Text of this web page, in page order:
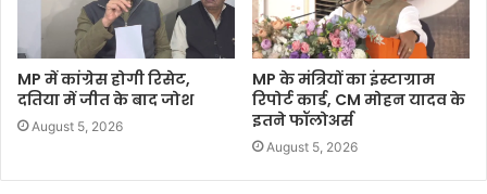
MP में कांग्रेस होगी रिसेट,
दतिया में जीत के बाद जोश
August 5, 2026
MP के मंत्रियों का इंस्टाग्राम
रिपोर्ट कार्ड, CM मोहन यादव के
इतने फॉलोअर्स
August 5, 2026